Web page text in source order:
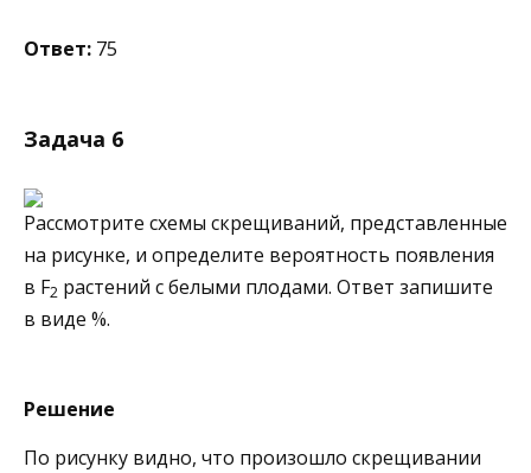
Ответ: 75
Задача 6
Рассмотрите схемы скрещиваний, представленные
на рисунке, и определите вероятность появления
в F2 растений с белыми плодами. Ответ запишите
в виде %.
Решение
По рисунку видно, что произошло скрещивании